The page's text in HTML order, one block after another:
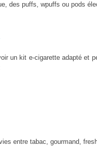
des puffs, wpuffs ou pods
un kit e-cigarette adapté
entre tabac, gourmand,